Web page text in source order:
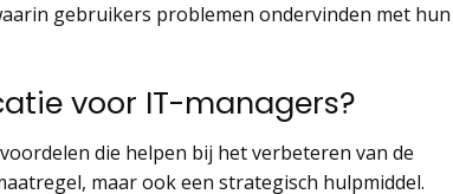
gebruikers problemen ondervinden met hun
voor IT-managers?
die helpen bij het verbeteren van de
maar ook een strategisch hulpmiddel.